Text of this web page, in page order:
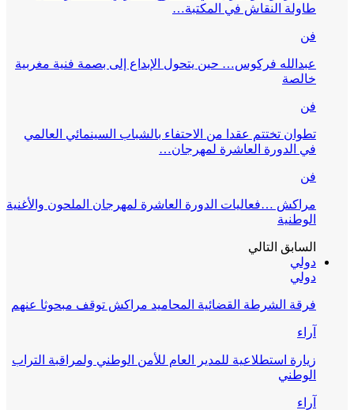
طاولة النقاش في المكتبة…
فن
عبدالله فركوس… حين يتحول الإبداع إلى بصمة فنية مغربية
خالصة
فن
تطوان تختتم عقدا من الاحتفاء بالشباب السينمائي العالمي
في الدورة العاشرة لمهرجان…
فن
مراكش …فعاليات الدورة العاشرة لمهرجان الملحون والأغنية
الوطنية
السابق التالي
دولي
دولي
فرقة الشرطة القضائية المحاميد مراكش توقف مبحوثا عنهم
آراء
زيارة استطلاعية للمدير العام للأمن الوطني ولمراقبة التراب
الوطني
آراء